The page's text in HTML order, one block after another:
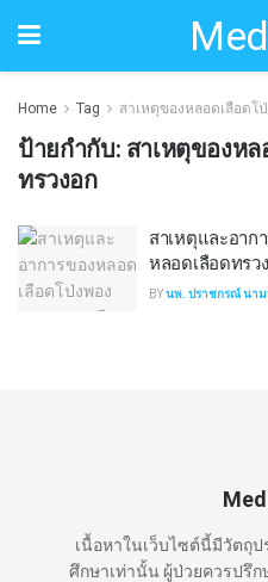
Home Tag สาเหตุของหลอดเลือดโ
ป้ายกำกับ: สาเหตุของห
ทรวงอก
สาเหตุและอาก
หลอดเลือดทรว
BYนพ. ปราชกรณ์ นาม
เนื้อหาในเว็บไซต์นี้มีวัตถุ
ศึกษาเท่านั้น ผู้ป่วยควรปรึ